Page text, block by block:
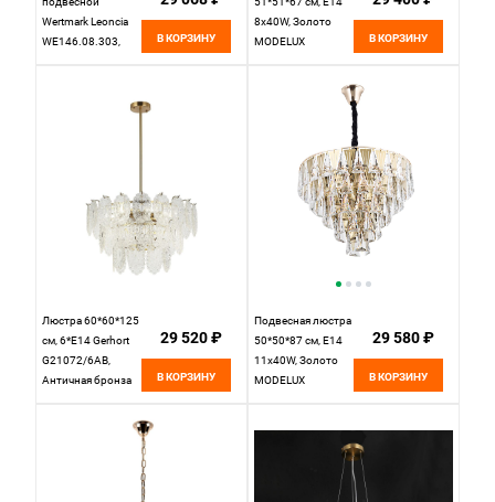
Wertmark Leoncia
WE146.08.303,
В КОРЗИНУ
8x40W, Золото
MODELUX
В КОРЗИНУ
Люстра 60*60*125
см, 6*E14 Gerhort
G21072/6AB,
Античная бронза
29 520 ₽
В КОРЗИНУ
Подвесная люстра
50*50*87 см, Е14
11x40W, Золото
MODELUX
29 580 ₽
В КОРЗИНУ